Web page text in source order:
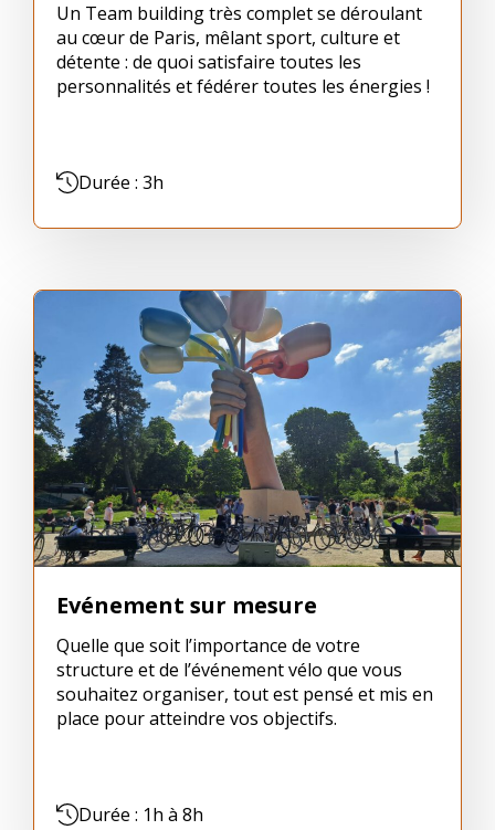
Un Team building très complet se déroulant
au cœur de Paris, mêlant sport, culture et
détente : de quoi satisfaire toutes les
personnalités et fédérer toutes les énergies !
Durée : 3h
Evénement sur mesure
Quelle que soit l’importance de votre
structure et de l’événement vélo que vous
souhaitez organiser, tout est pensé et mis en
place pour atteindre vos objectifs.
Durée : 1h à 8h